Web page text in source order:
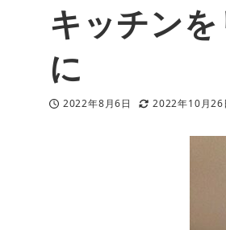
キッチン
に
投稿日
2022年8月6日
更新日
2022年10月26